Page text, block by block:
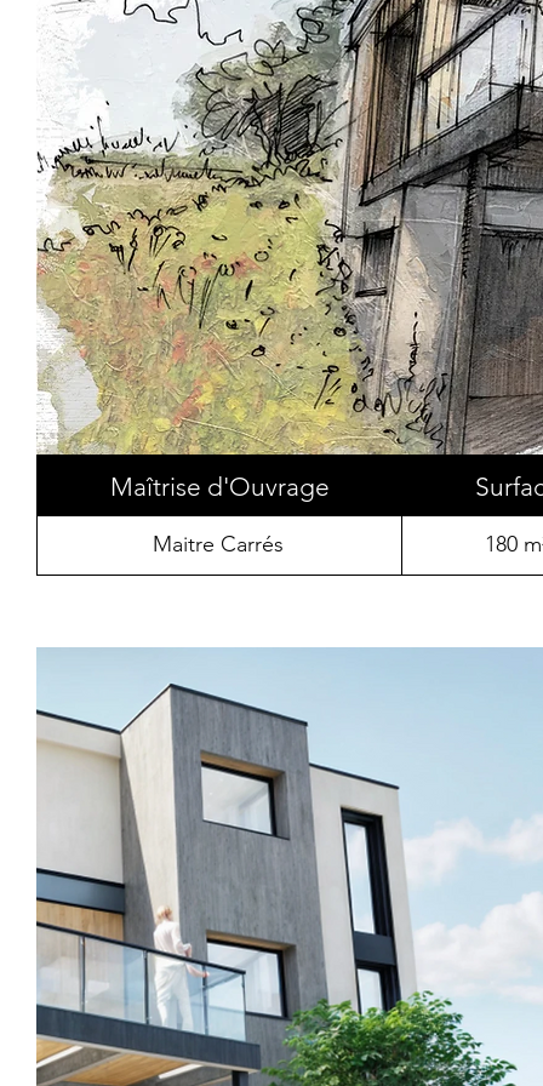
Maîtrise d'Ouvrage
Maitre Carrés 180